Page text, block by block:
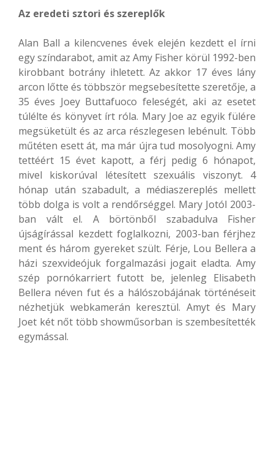
Az eredeti sztori és szereplők
Alan Ball a kilencvenes évek elején kezdett el írni
egy színdarabot, amit az Amy Fisher körül 1992-ben
kirobbant botrány ihletett. Az akkor 17 éves lány
arcon lőtte és többször megsebesítette szeretője, a
35 éves Joey Buttafuoco feleségét, aki az esetet
túlélte és könyvet írt róla. Mary Joe az egyik fülére
megsüketült és az arca részlegesen lebénult. Több
műtéten esett át, ma már újra tud mosolyogni. Amy
tettéért 15 évet kapott, a férj pedig 6 hónapot,
mivel kiskorúval létesített szexuális viszonyt. 4
hónap után szabadult, a médiaszereplés mellett
több dolga is volt a rendőrséggel. Mary Jotól 2003-
ban vált el. A börtönből szabadulva Fisher
újságírással kezdett foglalkozni, 2003-ban férjhez
ment és három gyereket szült. Férje, Lou Bellera a
házi szexvideójuk forgalmazási jogait eladta. Amy
szép pornókarriert futott be, jelenleg Elisabeth
Bellera néven fut és a hálószobájának történéseit
nézhetjük webkamerán keresztül. Amyt és Mary
Joet két nőt több showműsorban is szembesítették
egymással.